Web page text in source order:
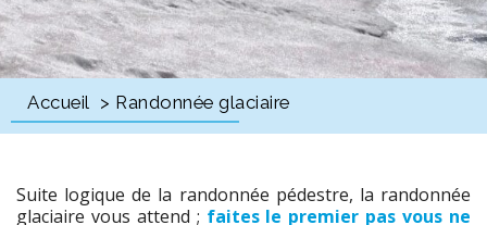
Accueil > Randonnée glaciaire
Suite logique de la randonnée pédestre, la randonnée
glaciaire vous attend ; faites le premier pas vous ne